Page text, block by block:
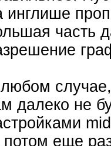
инглише
часть
далеко не
потом еще